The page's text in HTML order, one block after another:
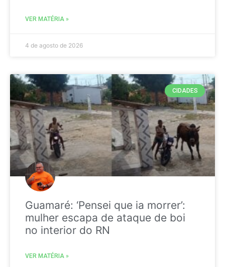
VER MATÉRIA »
4 de agosto de 2026
CIDADES
Guamaré: ‘Pensei que ia morrer’:
mulher escapa de ataque de boi
no interior do RN
VER MATÉRIA »